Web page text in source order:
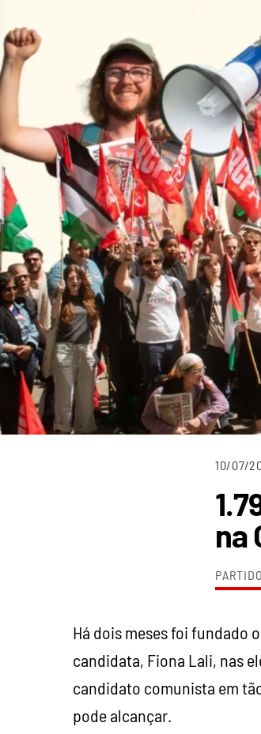
10/07/
na
Há dois meses foi fundado
candidata, Fiona Lali, nas
candidato comunista em
pode alcançar.